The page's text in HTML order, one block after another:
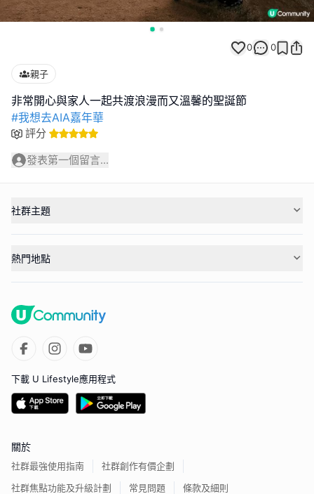
0 0
親子
#我想去AIA嘉年華
評分
發表第一個留言...
社群主題
熱門地點
下載 U Lifestyle應用程式
關於
社群最強使用指南
社群創作有價企劃
社群焦點功能及升級計劃
常見問題 條款及細則